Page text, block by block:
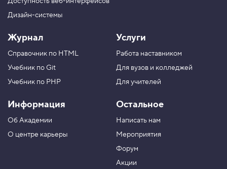
Дизайн-системы
Журнал
Справочник по HTML
Учебник по Git
Учебник по PHP
Информация
Об Академии
О центре карьеры
Услуги
Работа наставником
Для вузов и колледжей
Для учителей
Остальное
Написать нам
Мероприятия
Форум
Акции